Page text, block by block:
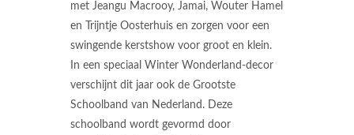
met Jeangu Macrooy, Jamai, Wouter Hamel
en Trijntje Oosterhuis en zorgen voor een
swingende kerstshow voor groot en klein.
In een speciaal Winter Wonderland-decor
verschijnt dit jaar ook de Grootste
Schoolband van Nederland. Deze
schoolband wordt gevormd door